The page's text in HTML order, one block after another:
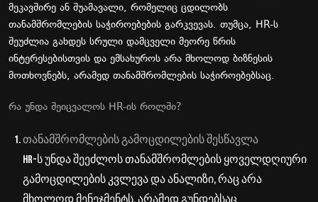
მეკავშირე ან შუამავალი, რომელიც ცდილობს
თანამშრომლების საჭიროებების გარკვევას. თუმცა, HR-ს
შეუძლია გახდეს სრული დამცველი მეორე წრის
ინტერესებისთვის და ემსახუროს არა მხოლოდ ბიზნესის
მოთხოვნებს, არამედ თანამშრომლების საჭიროებებსაც.
რა უნდა შეიცვალოს HR-ის როლში?
თანამშრომლებისგამოცდილებისშესწავლა
HR-სუნდაშეეძლოსთანამშრომლებისყოველდღიური
გამოცდილებისკვლევადაანალიზი,რაცარა